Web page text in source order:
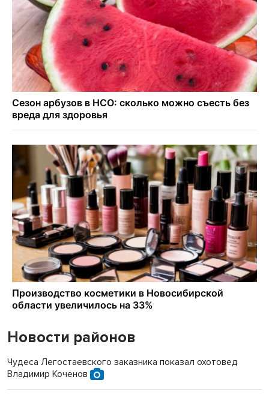
Новости районов
Чудеса Легостаевского заказника показал охотовед
Владимир Коченов